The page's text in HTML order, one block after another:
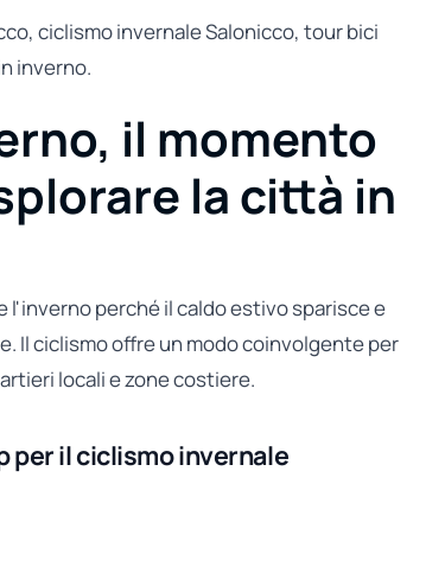
ciclismo invernale Salonicco, tour bici
inverno.
il momento
la città in
perché il caldo estivo sparisce e
Il ciclismo offre un modo coinvolgente per
locali e zone costiere.
per il ciclismo invernale